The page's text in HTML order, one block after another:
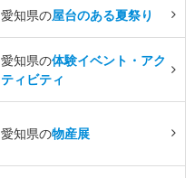
愛知県の屋台のある夏祭り
愛知県の体験イベント・アク
ティビティ
愛知県の物産展